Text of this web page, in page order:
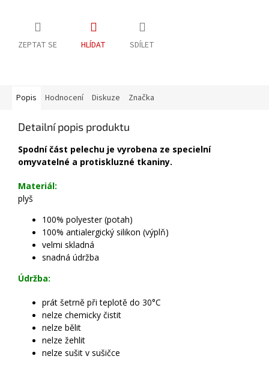
ZEPTAT SE HLÍDAT SDÍLET
Popis Hodnocení Diskuze Značka
Detailní popis produktu
Spodní část pelechu je vyrobena ze specielní
omyvatelné a protiskluzné tkaniny.
Materiál:
plyš
100% polyester (potah)
100% antialergický silikon (výplň)
velmi skladná
snadná údržba
Údržba:
prát šetrně při teplotě do 30°C
nelze chemicky čistit
nelze bělit
nelze žehlit
nelze sušit v sušičce